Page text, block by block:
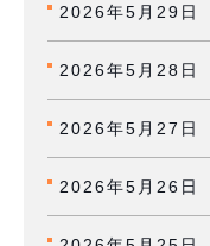
2026年5月29日
2026年5月28日
2026年5月27日
2026年5月26日